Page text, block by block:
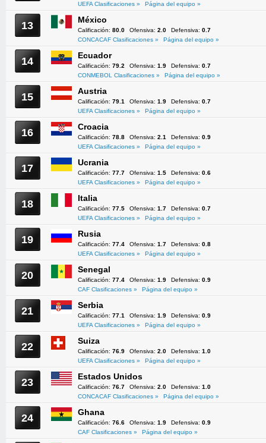
UEFA Clasificaciones »
Página del equipo »
13 México
Calificación: 80.0 Ofensiva: 2.0 Defensiva: 0.7
CONCACAF Clasificaciones »
Página del equipo »
14 Ecuador
Calificación: 79.2 Ofensiva: 1.9 Defensiva: 0.7
CONMEBOL Clasificaciones »
Página del equipo »
15 Austria
Calificación: 79.1 Ofensiva: 1.9 Defensiva: 0.7
UEFA Clasificaciones »
Página del equipo »
16 Croacia
Calificación: 78.8 Ofensiva: 2.1 Defensiva: 0.9
UEFA Clasificaciones »
Página del equipo »
17 Ucrania
Calificación: 77.7 Ofensiva: 1.5 Defensiva: 0.6
UEFA Clasificaciones »
Página del equipo »
18 Italia
Calificación: 77.5 Ofensiva: 1.7 Defensiva: 0.7
UEFA Clasificaciones »
Página del equipo »
19 Rusia
Calificación: 77.4 Ofensiva: 1.7 Defensiva: 0.8
UEFA Clasificaciones »
Página del equipo »
20 Senegal
Calificación: 77.4 Ofensiva: 1.9 Defensiva: 0.9
CAF Clasificaciones »
Página del equipo »
21 Serbia
Calificación: 77.1 Ofensiva: 1.9 Defensiva: 0.9
UEFA Clasificaciones »
Página del equipo »
22 Suiza
Calificación: 76.9 Ofensiva: 2.0 Defensiva: 1.0
UEFA Clasificaciones »
Página del equipo »
23 Estados Unidos
Calificación: 76.7 Ofensiva: 2.0 Defensiva: 1.0
CONCACAF Clasificaciones »
Página del equipo »
24 Ghana
Calificación: 76.6 Ofensiva: 1.9 Defensiva: 0.9
CAF Clasificaciones »
Página del equipo »